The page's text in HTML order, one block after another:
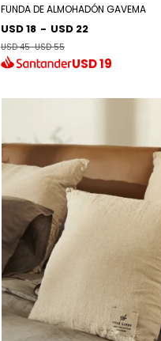
FUNDA DE ALMOHADÓN GAVEMA
USD 18 - USD 22
USD 45-USD 55
USD19